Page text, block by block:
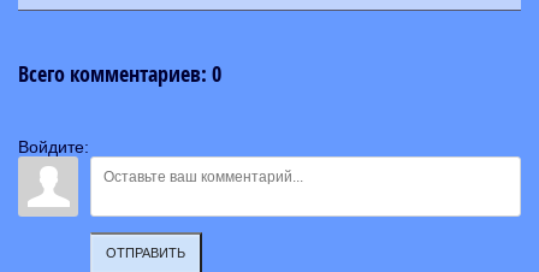
Всего комментариев: 0
Войдите:
ОТПРАВИТЬ